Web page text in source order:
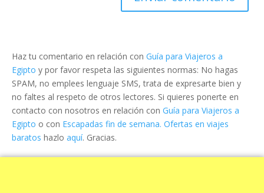
Haz tu comentario en relación con Guía para Viajeros a
Egipto y por favor respeta las siguientes normas: No hagas
SPAM, no emplees lenguaje SMS, trata de expresarte bien y
no faltes al respeto de otros lectores. Si quieres ponerte en
contacto con nosotros en relación con Guía para Viajeros a
Egipto o con Escapadas fin de semana. Ofertas en viajes
baratos hazlo aquí. Gracias.